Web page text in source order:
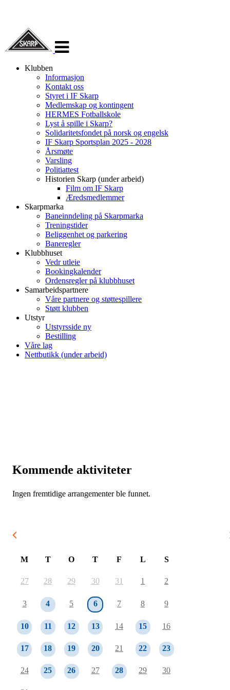
navigasjon
Klubben
Informasjon
Kontakt oss
Styret i IF Skarp
Medlemskap og kontingent
HERMES Fotballskole
Lyst å spille i Skarp?
Solidaritetsfondet på norsk og engelsk
IF Skarp Sportsplan 2025 - 2028
Årsmøte
Varsling
Politiattest
Historien Skarp (under arbeid)
Film om IF Skarp
Æredsmedlemmer
Skarpmarka
Baneinndeling på Skarpmarka
Treningstider
Beliggenhet og parkering
Baneregler
Klubbhuset
Vedr utleie
Bookingkalender
Ordensregler på klubbhuset
Samarbeidspartnere
Våre partnere og støttespillere
Støtt klubben
Utstyr
Utstyrsside ny
Bestilling
Våre lag
Nettbutikk (under arbeid)
Kommende aktiviteter
Ingen fremtidige arrangementer ble funnet.
M T O T F L S
27 28 29 30 31 1 2
3 4 5 6 7 8 9
10 11 12 13 14 15 16
17 18 19 20 21 22 23
24 25 26 27 28 29 30